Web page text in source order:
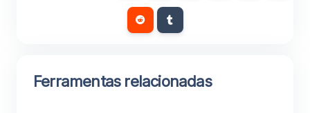
Ferramentas relacionadas